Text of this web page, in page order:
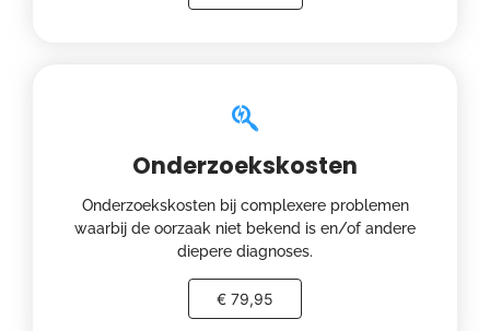
Onderzoekskosten
Onderzoekskosten bij complexere problemen
waarbij de oorzaak niet bekend is en/of andere
diepere diagnoses.
€ 79,95